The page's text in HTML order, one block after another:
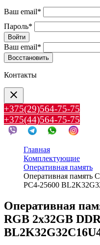
Ваш email*
Пароль*
Войти
Ваш email*
Воcстановить
Контакты
clear
+375(29)564-75-75
+375(44)564-75-75
Главная
Комплектующие
Оперативная память
Оперативная память
PC4-25600
Оперативная
RGB 2x32GB